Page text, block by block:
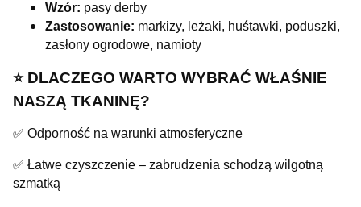
Wzór: pasy derby
Zastosowanie: markizy, leżaki, huśtawki, poduszki,
zasłony ogrodowe, namioty
⭐️ DLACZEGO WARTO WYBRAĆ WŁAŚNIE
NASZĄ TKANINĘ?
✅ Odporność na warunki atmosferyczne
✅ Łatwe czyszczenie – zabrudzenia schodzą wilgotną
szmatką